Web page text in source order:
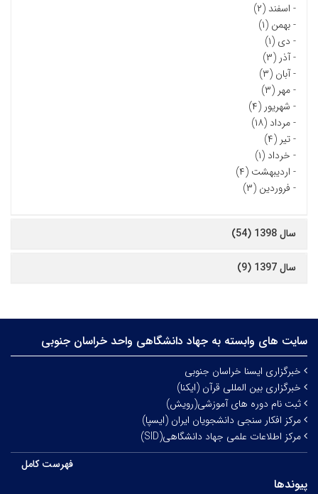
- اسفند (۲)
-بهمن (۱)
- دی (۱)
-آذر (۳)
-آبان (۳)
-مهر (۳)
- شهریور (۴)
-مرداد (۱۸)
-تیر (۴)
- خرداد (۱)
- اردیبهشت (۴)
- فروردین (۳)
سال 1398 (54)
سال 1397 (9)
سایت های وابسته به جهاد دانشگاهی واحد خراسان جنوبی
خبرگزاری ایسنا خراسان جنوبی
خبرگزاری بین المللی قرآن (ایکنا)
ثبت نام دوره های آموزشی(رویش)
مرکز افکار سنجی دانشجویان ایران (ایسپا)
مرکز اطلاعات علمی جهاد دانشگاهی(SID)
فهرست کامل
پیوندها